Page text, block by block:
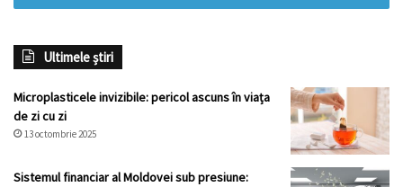
Ultimele știri
Microplasticele invizibile: pericol ascuns în viața
de zi cu zi
13 octombrie 2025
Sistemul financiar al Moldovei sub presiune: